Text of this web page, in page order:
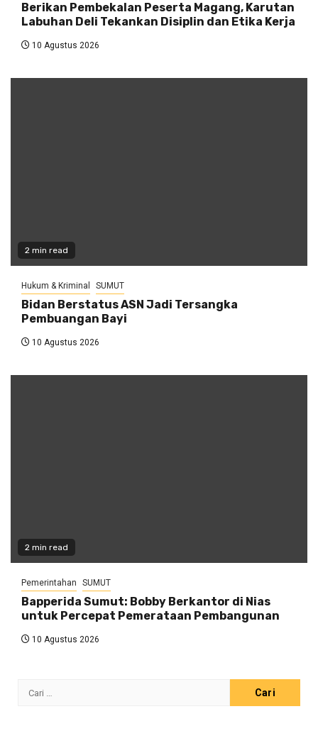
Berikan Pembekalan Peserta Magang, Karutan
Labuhan Deli Tekankan Disiplin dan Etika Kerja
10 Agustus 2026
2 min read
Hukum & Kriminal SUMUT
Bidan Berstatus ASN Jadi Tersangka
Pembuangan Bayi
10 Agustus 2026
2 min read
Pemerintahan SUMUT
Bapperida Sumut: Bobby Berkantor di Nias
untuk Percepat Pemerataan Pembangunan
10 Agustus 2026
Cari